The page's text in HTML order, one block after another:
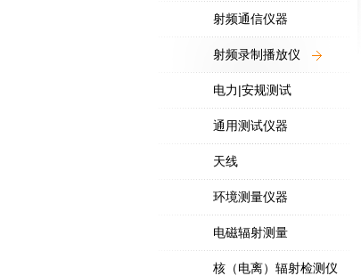
射频通信仪器
射频录制播放仪
电力|安规测试
通用测试仪器
天线
环境测量仪器
电磁辐射测量
核（电离）辐射检测仪